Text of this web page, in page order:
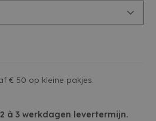
€ 50 op kleine pakjes.
à 3 werkdagen levertermijn.